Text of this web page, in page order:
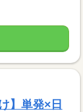
】単発×日